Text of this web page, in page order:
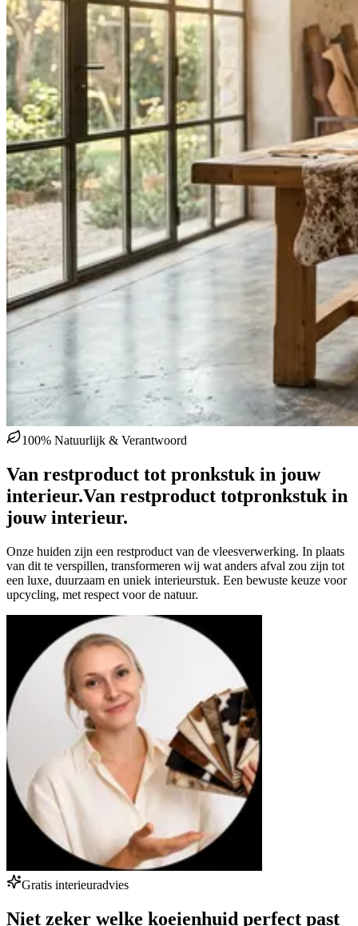
100% Natuurlijk & Verantwoord
Van restproduct tot pronkstuk in jouw
interieur.Van restproduct totpronkstuk in
jouw interieur.
Onze huiden zijn een restproduct van de vleesverwerking. In plaats
van dit te verspillen, transformeren wij wat anders afval zou zijn tot
een luxe, duurzaam en uniek interieurstuk. Een bewuste keuze voor
upcycling, met respect voor de natuur.
Gratis interieuradvies
Niet zeker welke koeienhuid perfect past